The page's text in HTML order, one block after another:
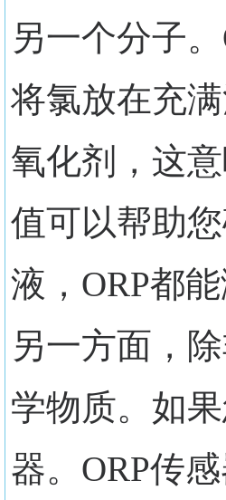
另一个分子
将氯放在充
氧化剂，这
值可以帮助
液，ORP都
另一方面，
学物质。如
器。ORP传